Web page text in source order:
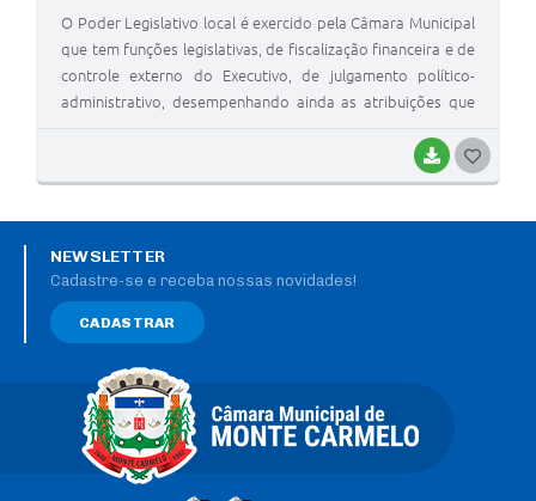
BAIXAR
O Poder Legislativo local é exercido pela Câmara Municipal
que tem funções legislativas, de fiscalização financeira e de
controle externo do Executivo, de julgamento político-
administrativo, desempenhando ainda as atribuições que
NEWSLETTER
Cadastre-se e receba nossas novidades!
CADASTRAR